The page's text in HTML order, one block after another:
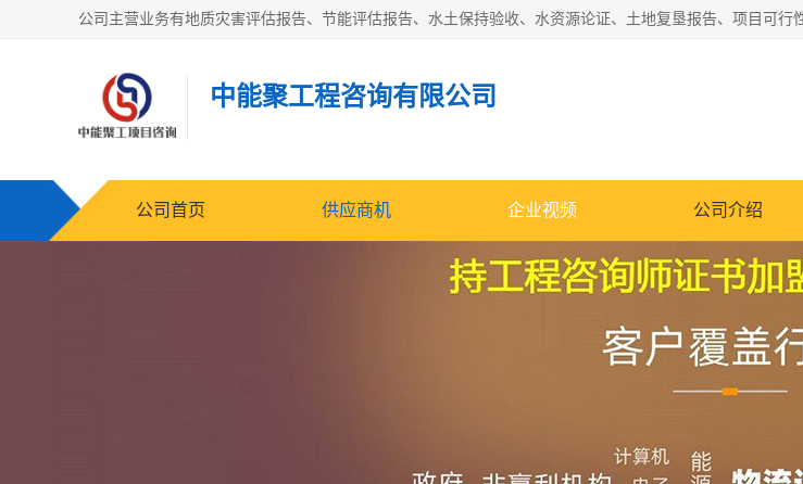
中能聚工程咨询有限公司
公司首页 供应商机 企业视频 公司介绍